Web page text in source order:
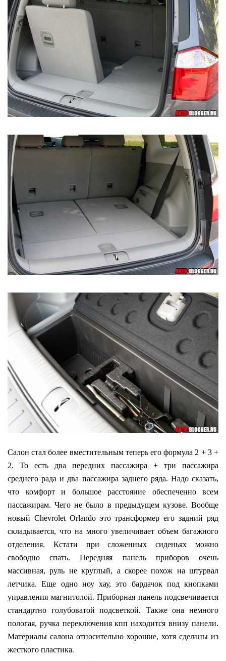
Салон стал более вместительным теперь его формула 2 + 3 +
2. То есть два передних пассажира + три пассажира
среднего рада и два пассажира заднего ряда. Надо сказать,
что комфорт и большое расстояние обеспеченно всем
пассажирам. Чего не было в предыдущем кузове. Вообще
новый Chevrolet Orlando это трансформер его задний ряд
складывается, что на много увеличивает объем багажного
отделения. Кстати при сложенных сиденьях можно
свободно спать. Передняя панель приборов очень
массивная, руль не круглый, а скорее похож на штурвал
летчика. Еще одно ноу хау, это бардачок под кнопками
управления магнитолой. Приборная панель подсвечивается
стандартно голубоватой подсветкой. Также она немного
пологая, ручка переключения кпп находится внизу панели.
Материалы салона относительно хорошие, хотя сделаны из
жесткого пластика.